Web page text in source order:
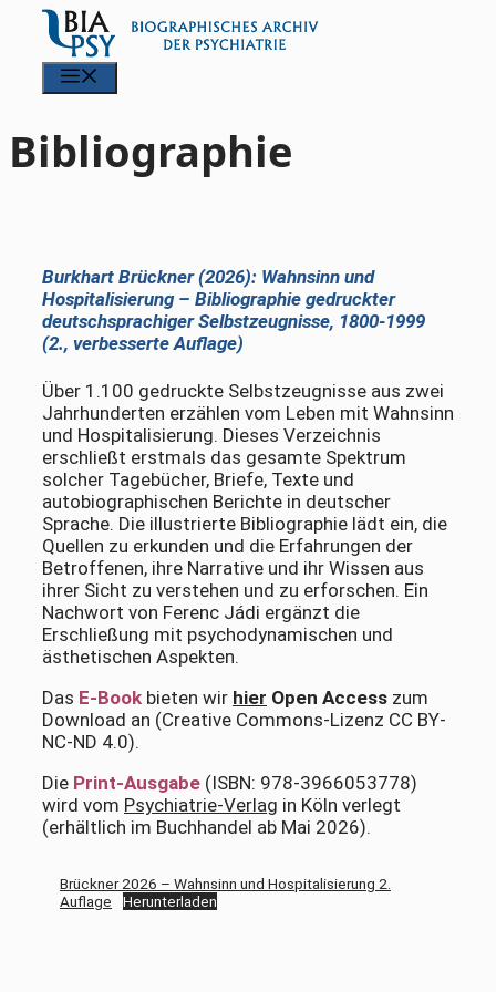
Zum
Inhalt
springen
Bibliographie
Burkhart Brückner (2026): Wahnsinn und
Hospitalisierung – Bibliographie gedruckter
deutschsprachiger Selbstzeugnisse, 1800-1999
(2., verbesserte Auflage)
Über 1.100 gedruckte Selbstzeugnisse aus zwei
Jahrhunderten erzählen vom Leben mit Wahnsinn
und Hospitalisierung. Dieses Verzeichnis
erschließt erstmals das gesamte Spektrum
solcher Tagebücher, Briefe, Texte und
autobiographischen Berichte in deutscher
Sprache. Die illustrierte Bibliographie lädt ein, die
Quellen zu erkunden und die Erfahrungen der
Betroffenen, ihre Narrative und ihr Wissen aus
ihrer Sicht zu verstehen und zu erforschen. Ein
Nachwort von Ferenc Jádi ergänzt die
Erschließung mit psychodynamischen und
ästhetischen Aspekten.
Das E-Book bieten wir hier Open Access zum
Download an (Creative Commons-Lizenz CC BY-
NC-ND 4.0).
Die Print-Ausgabe (ISBN: 978-3966053778)
wird vom Psychiatrie-Verlag in Köln verlegt
(erhältlich im Buchhandel ab Mai 2026).
Brückner 2026 – Wahnsinn und Hospitalisierung 2.
Auflage
Herunterladen